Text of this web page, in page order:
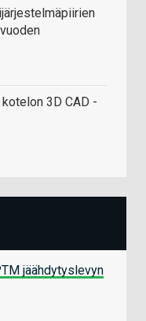
3D CAD -
jäähdytyslevyn